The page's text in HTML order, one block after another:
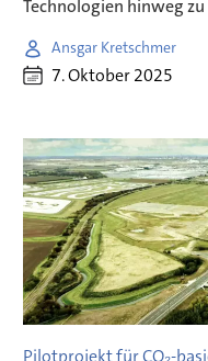
Technologien hinweg
Ansgar Kretschmer
7. Oktober 2025
Pilotprojekt für CO₂-